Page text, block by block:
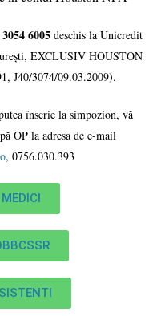
6005 deschis la Unicredit
EXCLUSIV HOUSTON
J40/3074/09.03.2009).
înscrie la simpozion, vă
OP la adresa de e-mail
, 0756.030.393